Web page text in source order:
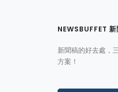
NEWSBUFFET
新聞稿的好去處，
方案！